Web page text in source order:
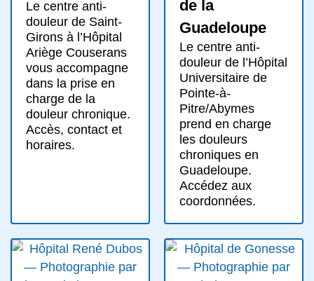
Le centre anti-
douleur de Saint-
Girons à l’Hôpital
Ariège Couserans
vous accompagne
dans la prise en
charge de la
douleur chronique.
Accès, contact et
horaires.
de la
Guadeloupe
Le centre anti-
douleur de l’Hôpital
Universitaire de
Pointe-à-
Pitre/Abymes
prend en charge
les douleurs
chroniques en
Guadeloupe.
Accédez aux
coordonnées.